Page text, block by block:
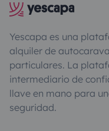
Yescapa es una
alquiler de
particulares. La
intermediario de
llave en mano para
seguridad.